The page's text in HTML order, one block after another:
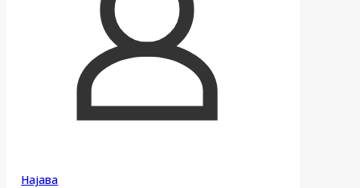
Најава